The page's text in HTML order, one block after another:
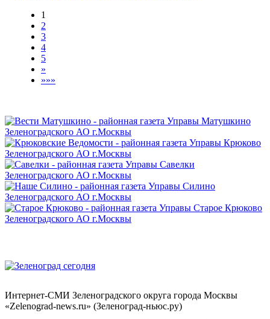
1
2
3
4
5
»
»»»
Интернет-СМИ Зеленоградского округа города Москвы
«Zelenograd-news.ru» (Зеленоград-ньюс.ру)